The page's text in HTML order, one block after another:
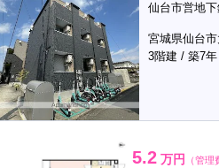
仙台市営地
宮城県仙台
3階建 / 築7年
5.2 万円 （管理